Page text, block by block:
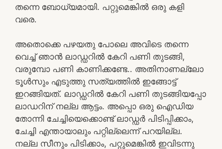
തന്നെ ബോധ്യമായി. പറ്റുമെങ്കിൽ ഒരു കളി
വരെ.
അതൊക്കെ പഴയതു പോലെ അവിടെ തന്നെ
വെച്ച് ഞാൻ ലാഡ്ഡറിൽ കേറി പണി തുടങ്ങി,
വരുമ്പോ പണി കാണിക്കണ്ടേ.. അതിനാണല്ലോ
ടൂൾസും എടുത്തു സത്യത്തിൽ ഇങ്ങോട്ട്
ഇറങ്ങിയത്. ലാഡ്ഡറിൽ കേറി പണി തുടങ്ങിയപ്പോ
ലാഡറിന് നല്ല ആട്ടം. അപ്പൊ ഒരു ഐഡിയ
തോന്നി ചേച്ചിയെക്കൊണ്ട് ലാഡ്ഡർ പിടിപ്പിക്കാം,
ചേച്ചി എന്തായാലും പറ്റില്ലെന്ന് പറയില്ല.
നല്ല സീനും പിടിക്കാം, പറ്റുമെങ്കിൽ ഇവിടന്നു